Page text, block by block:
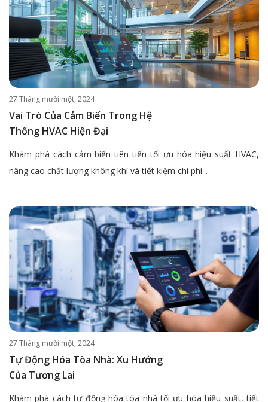
27 Tháng mười một, 2024
Vai Trò Của Cảm Biến Trong Hệ
Thống HVAC Hiện Đại
Khám phá cách cảm biến tiên tiến tối ưu hóa hiệu suất HVAC,
nâng cao chất lượng không khí và tiết kiệm chi phí...
27 Tháng mười một, 2024
Tự Động Hóa Tòa Nhà: Xu Hướng
Của Tương Lai
Khám phá cách tự động hóa tòa nhà tối ưu hóa hiệu suất, tiết